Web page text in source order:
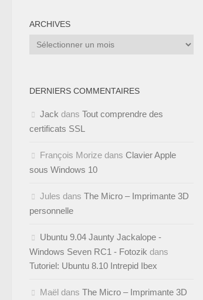
ARCHIVES
Archives
DERNIERS COMMENTAIRES
Jack dans Tout comprendre des
certificats SSL
François Morize dans Clavier Apple
sous Windows 10
Jules dans The Micro – Imprimante 3D
personnelle
Ubuntu 9.04 Jaunty Jackalope -
Windows Seven RC1 - Fotozik dans
Tutoriel: Ubuntu 8.10 Intrepid Ibex
Maël dans The Micro – Imprimante 3D